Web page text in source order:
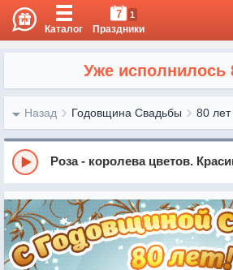
Каталог
7 1
Праздники
Уже исполнилось
Назад Годовщина Свадьбы 80